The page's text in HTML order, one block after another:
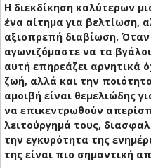
Η διεκδίκηση καλύτερων
ένα αίτημα για βελτίωση,
αξιοπρεπή διαβίωση.
αγωνιζόμαστε να τα
αυτή επηρεάζει αρνητικά
ζωή, αλλά και την
αμοιβή είναι θεμελιώδης
να επικεντρωθούν
λειτούργημά τους,
την εγκυρότητα της
της είναι πιο σημαντική